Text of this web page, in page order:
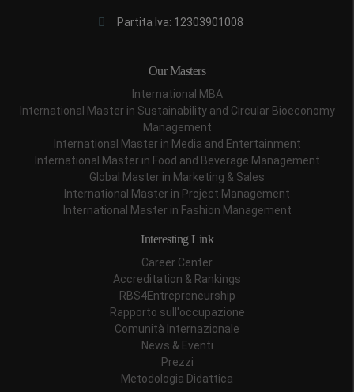
Partita Iva: 12303901008
Our Masters
International MBA
International Master in Sustainability and Circular Bioeconomy
Management
International Master in Media and Entertainment
International Master in Food and Beverage Management
Global Master in Marketing & Sales
International Master in Project Management
International Master in Fashion Management
Interesting Link
Career Center
Accreditation & Rankings
RBS4Entrepreneurship
Rapporto sull'occupazione
Comunità Internazionale
News & Eventi
Prezzi
Metodologia Didattica